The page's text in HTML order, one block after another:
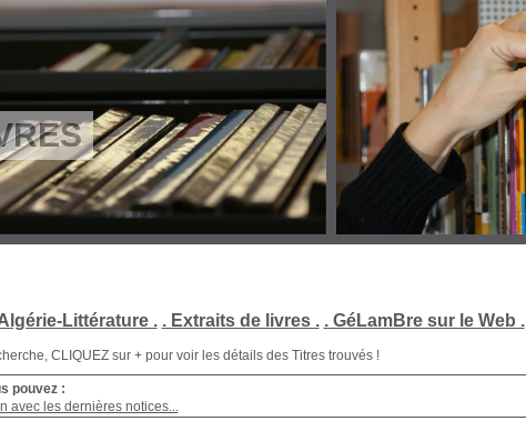
Littérature . . Extraits de livres . . GéLamBre sur le Web .
CLIQUEZ sur + pour voir les détails des Titres trouvés !
pouvez :
avec les dernières notices...